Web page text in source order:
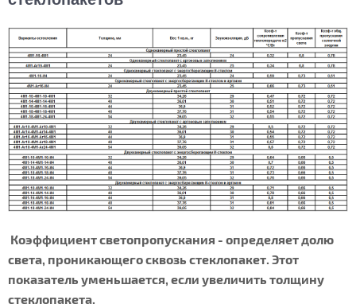
Коэффициент светопропускания - определяет долю
света, проникающего сквозь стеклопакет. Этот
показатель уменьшается, если увеличить толщину
стеклопакета.